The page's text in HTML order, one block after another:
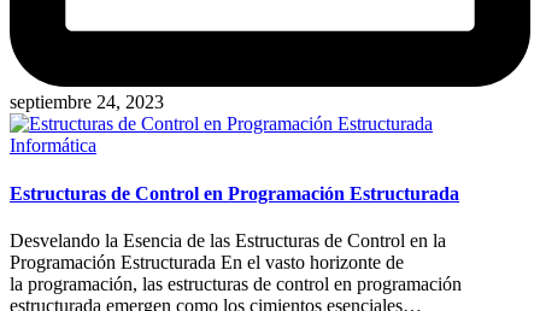
septiembre 24, 2023
Publicado
Informática
Estructuras de Control en Programación Estructurada
Desvelando la Esencia de las Estructuras de Control en la
Programación Estructurada En el vasto horizonte de
la programación, las estructuras de control en programación
estructurada emergen como los cimientos esenciales…